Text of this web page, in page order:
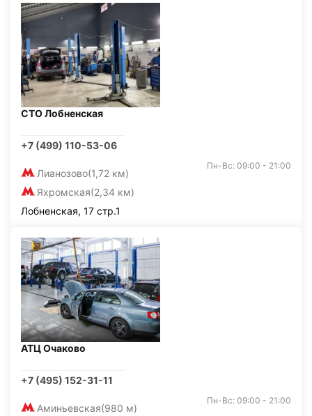
СТО Лобненская
+7 (499) 110-53-06
Лианозово(1,72 км)
Яхромская(2,34 км)
Пн-Вс: 09:00 - 21:00
Лобненская, 17 стр.1
АТЦ Очаково
+7 (495) 152-31-11
Аминьевская(980 м)
Пн-Вс: 09:00 - 21:00